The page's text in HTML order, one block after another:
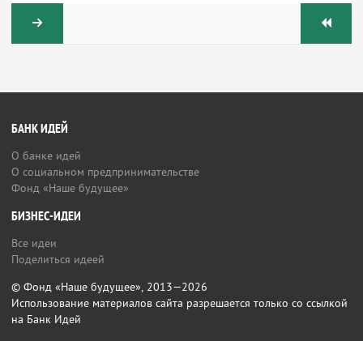
БАНК ИДЕЙ
О банке идей
О социальном предпринимательстве
Фонд «Наше будущее»
БИЗНЕС-ИДЕИ
Все идеи
Поделиться идеей
© Фонд «Наше будущее», 2013—2026
Использование материалов сайта разрешается только со ссылкой
на Банк Идей